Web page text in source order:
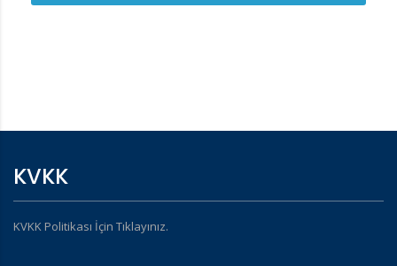
KVKK
KVKK Politikası İçin Tıklayınız.